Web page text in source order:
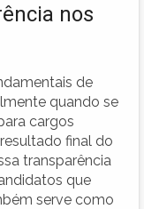
nos
de
quando se
cargos
final do
transparência
que
serve como